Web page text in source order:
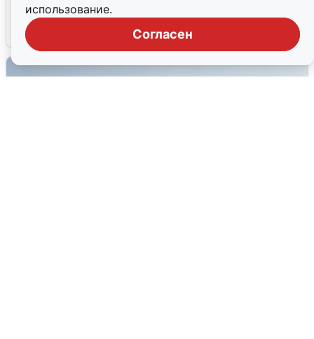
использование.
Согласен
6 августа